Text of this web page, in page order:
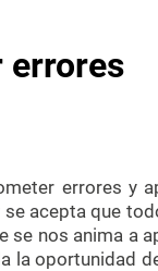
errores
errores y
acepta que
nos anima a
la oportunidad